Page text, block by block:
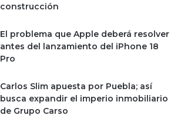
construcción
El problema que Apple deberá resolver
antes del lanzamiento del iPhone 18
Pro
Carlos Slim apuesta por Puebla; así
busca expandir el imperio inmobiliario
de Grupo Carso